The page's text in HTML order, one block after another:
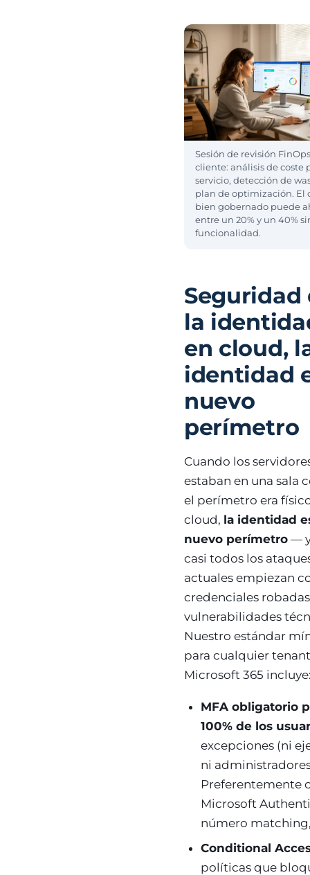
Sesión de revisión
cliente: análisis de coste
servicio, detección de
plan de optimización. El
bien gobernado puede
entre un 20% y un 40%
funcionalidad.
Seguridad
la
en cloud,
identidad
nuevo
perímetro
Cuando los
estaban en una sala
el perímetro era
cloud, la identidad
nuevo perímetro —
casi todos los
actuales empiezan
credenciales
vulnerabilidades
Nuestro estándar
para cualquier
Microsoft 365
MFA obligatorio
100% de los
excepciones (ni
ni
Preferentemente
Microsoft
número matching,
Conditional
políticas que